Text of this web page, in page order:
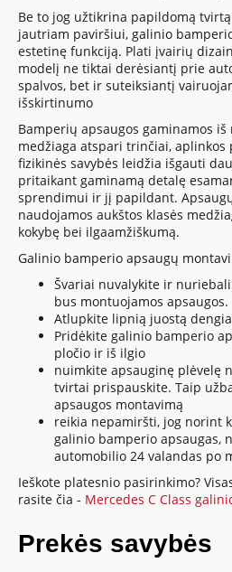
Be to jog užtikrina papildomą
jautriam paviršiui, galinio
estetinę funkciją. Plati įvairių
modelį ne tiktai derėsiantį prie
spalvos, bet ir suteiksiantį
išskirtinumo
Bamperių apsaugos gaminamos
medžiaga atspari trinčiai, aplinkos
fizikinės savybės leidžia išgauti
pritaikant gaminamą detalę
sprendimui ir jį papildant.
naudojamos aukštos klasės
kokybę bei ilgaamžiškumą.
Galinio bamperio apsaugų
Švariai nuvalykite ir
bus montuojamos apsaugos.
Atlupkite lipnią juostą
Pridėkite galinio bamperio
pločio ir iš ilgio
nuimkite apsauginę plėvelę
tvirtai prispauskite. Taip
apsaugos montavimą
reikia nepamiršti, jog norint
galinio bamperio apsaugas,
automobilio 24 valandas po
Ieškote platesnio pasirinkimo?
rasite čia - Mercedes C Class
Prekės savybės